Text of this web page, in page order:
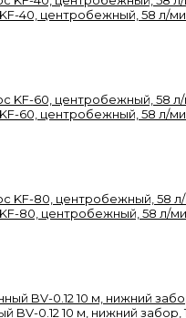
40, центробежный, 58 л/
60, центробежный, 58 л/
80, центробежный, 58 л/
BV-0.12 10 м, нижний забор,